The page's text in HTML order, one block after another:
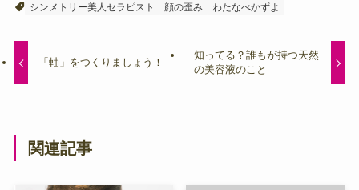
シンメトリー美人セラピスト
顔の歪み わたなべかずよ
「軸」をつくりましょう！
知ってる？誰もが持つ天然
の美容液のこと
関連記事